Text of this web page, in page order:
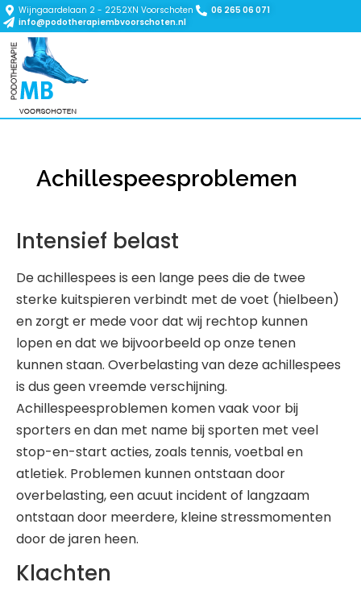
Wijngaardelaan 2 - 2252XN Voorschoten
06 265 06 071
info@podotherapiembvoorschoten.nl
Achillespeesproblemen
Intensief belast
De achillespees is een lange pees die de twee
sterke kuitspieren verbindt met de voet (hielbeen)
en zorgt er mede voor dat wij rechtop kunnen
lopen en dat we bijvoorbeeld op onze tenen
kunnen staan. Overbelasting van deze achillespees
is dus geen vreemde verschijning.
Achillespeesproblemen komen vaak voor bij
sporters en dan met name bij sporten met veel
stop-en-start acties, zoals tennis, voetbal en
atletiek. Problemen kunnen ontstaan door
overbelasting, een acuut incident of langzaam
ontstaan door meerdere, kleine stressmomenten
door de jaren heen.
Klachten